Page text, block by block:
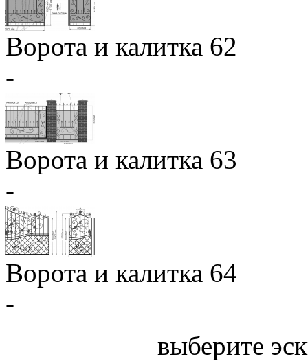
Ворота и калитка 62
-
Ворота и калитка 63
-
Ворота и калитка 64
-
выберите